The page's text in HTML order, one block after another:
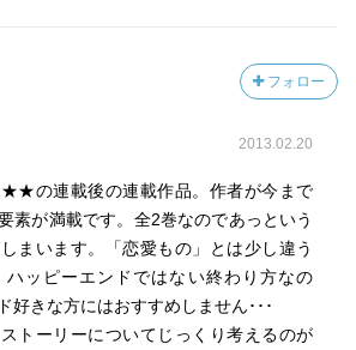
フォロー
2013.02.20
の連載後の連載作品。作者が今まで
素が満載です。全2巻なのであっという
まいます。「恋愛もの」とは少し違う
ハッピーエンドではない終わり方なの
好きな方にはおすすめしません･･･
トーリーについてじっくり考えるのが